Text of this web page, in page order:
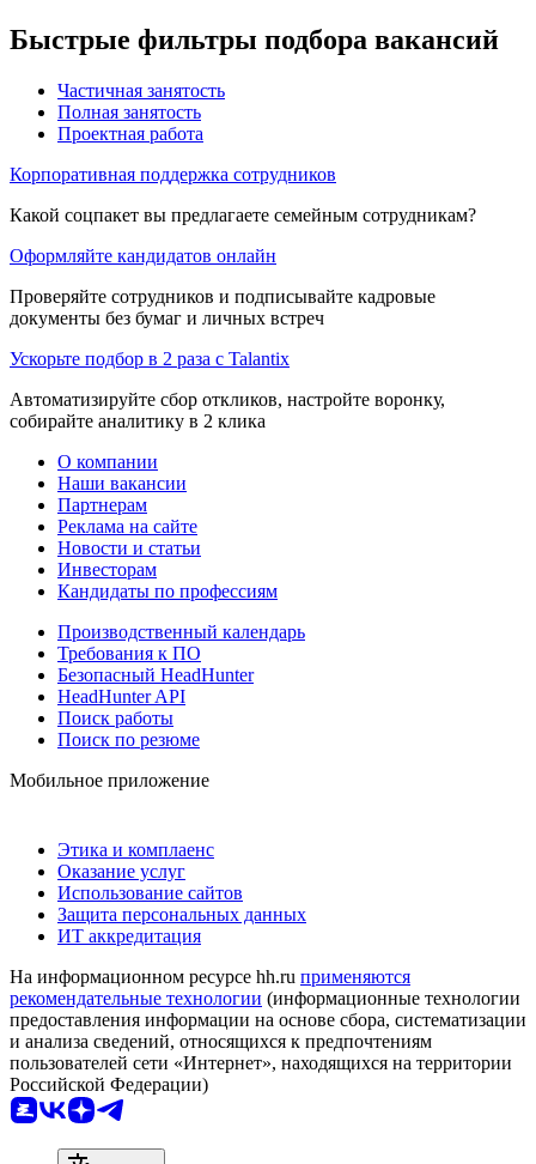
Быстрые фильтры подбора вакансий
Частичная занятость
Полная занятость
Проектная работа
Корпоративная поддержка сотрудников
Какой соцпакет вы предлагаете семейным сотрудникам?
Оформляйте кандидатов онлайн
Проверяйте сотрудников и подписывайте кадровые
документы без бумаг и личных встреч
Ускорьте подбор в 2 раза с Talantix
Автоматизируйте сбор откликов, настройте воронку,
собирайте аналитику в 2 клика
О компании
Наши вакансии
Партнерам
Реклама на сайте
Новости и статьи
Инвесторам
Кандидаты по профессиям
Производственный календарь
Требования к ПО
Безопасный HeadHunter
HeadHunter API
Поиск работы
Поиск по резюме
Мобильное приложение
Этика и комплаенс
Оказание услуг
Использование сайтов
Защита персональных данных
ИТ аккредитация
На информационном ресурсе hh.ru применяются
рекомендательные технологии (информационные технологии
предоставления информации на основе сбора, систематизации
и анализа сведений, относящихся к предпочтениям
пользователей сети «Интернет», находящихся на территории
Российской Федерации)